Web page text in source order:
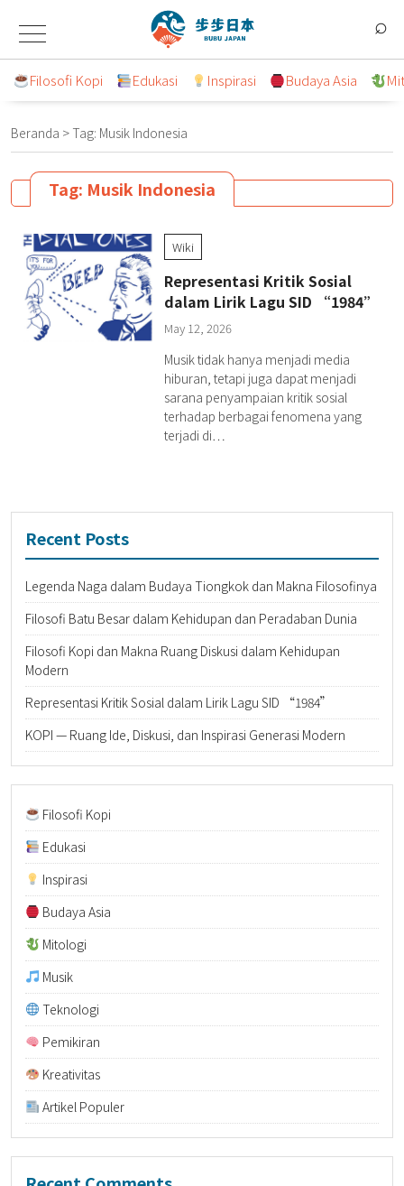
konten
⌕
Filosofi Kopi Edukasi Inspirasi Budaya Asia
Beranda > Tag: Musik Indonesia
Tag: Musik Indonesia
Wiki
Representasi Kritik Sosial
dalam Lirik Lagu SID “1984”
May 12, 2026
Musik tidak hanya menjadi media
hiburan, tetapi juga dapat menjadi
sarana penyampaian kritik sosial
terhadap berbagai fenomena yang
terjadi di…
Recent Posts
Legenda Naga dalam Budaya Tiongkok dan Makna Filosofinya
Filosofi Batu Besar dalam Kehidupan dan Peradaban Dunia
Filosofi Kopi dan Makna Ruang Diskusi dalam Kehidupan
Modern
Representasi Kritik Sosial dalam Lirik Lagu SID “1984”
KOPI — Ruang Ide, Diskusi, dan Inspirasi Generasi Modern
Filosofi Kopi
Edukasi
Inspirasi
Budaya Asia
Mitologi
Musik
Teknologi
Pemikiran
Kreativitas
Artikel Populer